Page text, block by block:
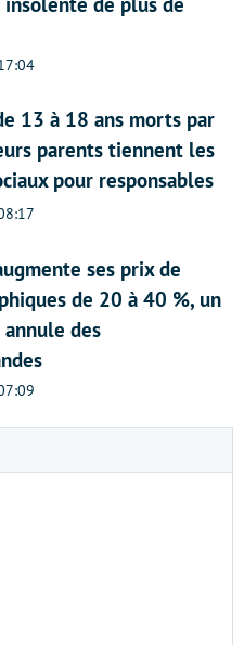
13 à 18 ans morts par
parents tiennent les
pour responsables
ses prix de
de 20 à 40 %, un
des